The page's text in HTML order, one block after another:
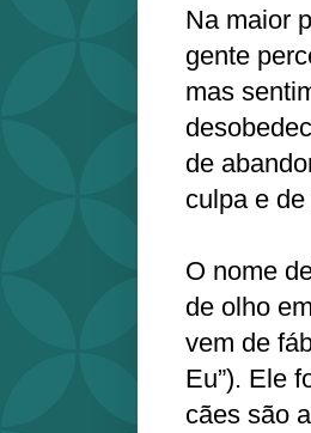
Na maior
gente
mas
de
culpa e
O nome
de olho
vem de
Eu”). Ele
cães são